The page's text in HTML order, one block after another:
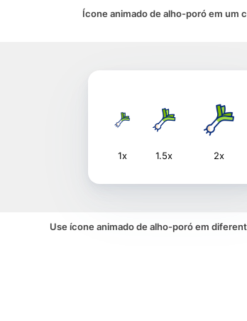
Ícone animado de alho-poró em um
1x 1.5x 2x
Use ícone animado de alho-poró em